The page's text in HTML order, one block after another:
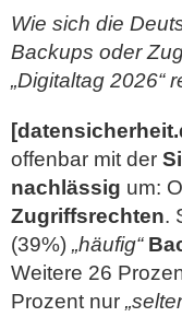
Wie sich die
Backups oder
„Digitaltag 2026“
offenbar mit der
nachlässig um:
Zugriffsrechten.
(39%) „häufig“
Weitere 26
Prozent nur